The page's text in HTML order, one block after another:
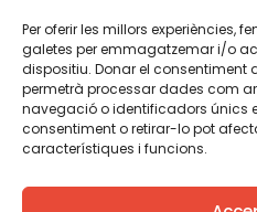
Per oferir les millors experiències,
galetes per emmagatzemar i/o
dispositiu. Donar el consentiment
permetrà processar dades com
navegació o identificadors únics
consentiment o retirar-lo pot
característiques i funcions.
TWT YTB IG FB
Aviso legalPolítica de
Creemos que el